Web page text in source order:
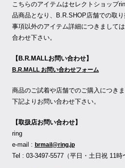
こちらのアイテムはセレクトショップ
品商品となり、B.R.SHOP店舗での取
事項以外のアイテム詳細につきまして
合わせ下さい。
【B.R.MALLお問い合わせ】
B.R.MALL お問い合わせフォーム
商品のご試着や店舗でのご購入につきま
下記よりお問い合わせ下さい。
【取扱店お問い合わせ】
ring
e-mail : brmail@ring.jp
Tel : 03-3497-5577（平日・土日祝 11時